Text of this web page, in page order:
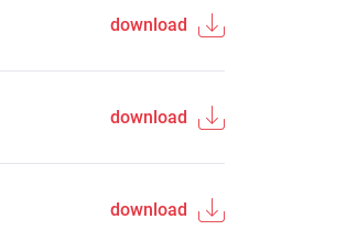
download
download
download